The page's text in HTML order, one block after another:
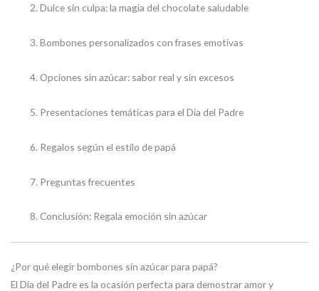
Dulce sin culpa: la magia del chocolate saludable
Bombones personalizados con frases emotivas
Opciones sin azúcar: sabor real y sin excesos
Presentaciones temáticas para el Día del Padre
Regalos según el estilo de papá
Preguntas frecuentes
Conclusión: Regala emoción sin azúcar
¿Por qué elegir bombones sin azúcar para papá?
El Día del Padre es la ocasión perfecta para demostrar amor y